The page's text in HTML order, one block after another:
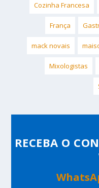
Cozinha Francesa
França
mack novais
Mixologistas
RECEBA O